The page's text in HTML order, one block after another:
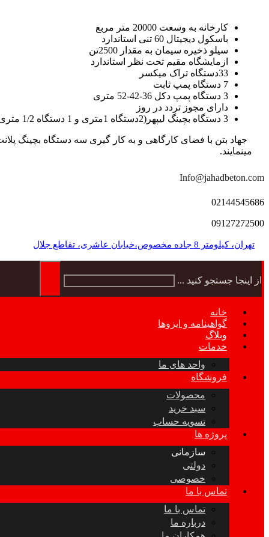
کارخانه به وسعت 20000 متر مربع
باسکول دیجیتال 60 تنی استاندارد
سیلو ذخیره سیمان به مقدار 2500تن
ازمایشگاه مقیم تحت نظر استاندارد
33دستگاه تراک میکسر
7 دستگاه پمپ ثابت
3 دستگاه پمپ دکل 36-42-52 متری
دارای مجوز تردد در روز
3 دستگاه بچینگ لیپهر(2دستگاه 1متری و 1 دستگاه 1/2 متری با توان تولید 150 متر مکعب در ساعت)
مینمایند.
Info@jahadbeton.com
02144545686
09127272500
تهران، کیلومتر 8 جاده مخصوص،خیابان عاشری، تقاطع جلال
از اینجا جستجو کنید ...
خانه
گواهینامه و ایزوها
وبلاگ
خدمات
واحد های ما
فروشگاه
محصولات
سبد خرید
تسویه حساب
پروژه ها
سازمانی
دولتی
خصوصی
تماس با ما
تماس با ما
درباره ما